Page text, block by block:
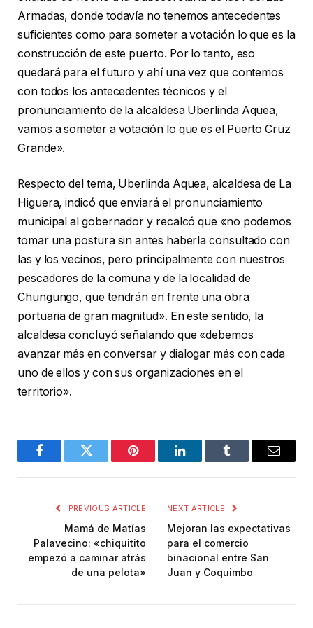
Armadas, donde todavía no tenemos antecedentes
suficientes como para someter a votación lo que es la
construcción de este puerto. Por lo tanto, eso
quedará para el futuro y ahí una vez que contemos
con todos los antecedentes técnicos y el
pronunciamiento de la alcaldesa Uberlinda Aquea,
vamos a someter a votación lo que es el Puerto Cruz
Grande».
Respecto del tema, Uberlinda Aquea, alcaldesa de La
Higuera, indicó que enviará el pronunciamiento
municipal al gobernador y recalcó que «no podemos
tomar una postura sin antes haberla consultado con
las y los vecinos, pero principalmente con nuestros
pescadores de la comuna y de la localidad de
Chungungo, que tendrán en frente una obra
portuaria de gran magnitud». En este sentido, la
alcaldesa concluyó señalando que «debemos
avanzar más en conversar y dialogar más con cada
uno de ellos y con sus organizaciones en el
territorio».
FacebookTwitter Pinterest LinkedInTumblr Email
PREVIOUS ARTICLE
Mamá de Matías
Palavecino: «chiquitito
empezó a caminar atrás
de una pelota»
NEXT ARTICLE
Mejoran las expectativas
para el comercio
binacional entre San
Juan y Coquimbo